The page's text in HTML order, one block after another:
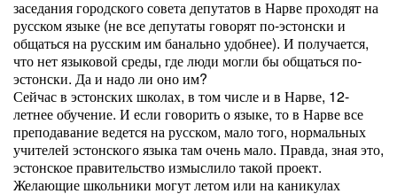
заседания городского совета депутатов в Нарве проходят на
русском языке (не все депутаты говорят по-эстонски и
общаться на русским им банально удобнее). И получается,
что нет языковой среды, где люди могли бы общаться по-
эстонски. Да и надо ли оно им?
Сейчас в эстонских школах, в том числе и в Нарве, 12-
летнее обучение. И если говорить о языке, то в Нарве все
преподавание ведется на русском, мало того, нормальных
учителей эстонского языка там очень мало. Правда, зная это,
эстонское правительство измыслило такой проект.
Желающие школьники могут летом или на каникулах